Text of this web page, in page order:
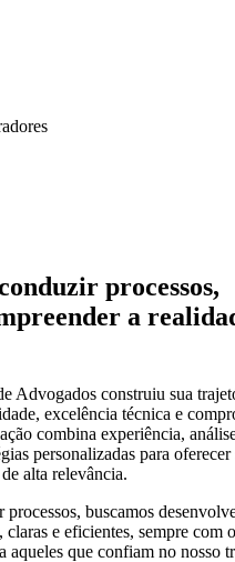
processos,
a
Advogados construiu sua
excelência técnica e
combina experiência,
personalizadas para oferecer
alta relevância.
buscamos
claras e eficientes, sempre com
aqueles que confiam no nosso